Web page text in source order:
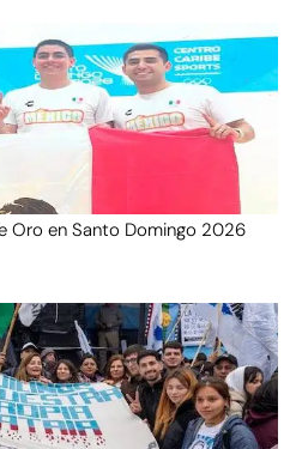
Oro en Santo Domingo 2026